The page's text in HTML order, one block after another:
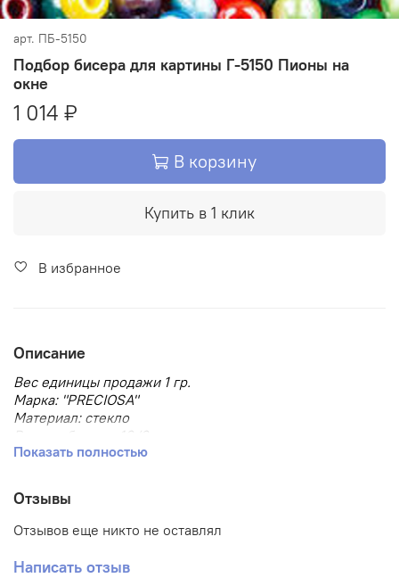
арт. ПБ-5150
Подбор бисера для картины Г-5150 Пионы на
окне
1 014 ₽
В корзину
Купить в 1 клик
В избранное
Описание
Вес единицы продажи 1 гр.
Марка: "PRECIOSA"
Материал: стекло
Размер бисера: 10/0
Размер, мм: 2.3
Тип упаковки: в пакете
Форма бисера: круглый
Показать полностью
Отзывы
Отзывов еще никто не оставлял
Написать отзыв